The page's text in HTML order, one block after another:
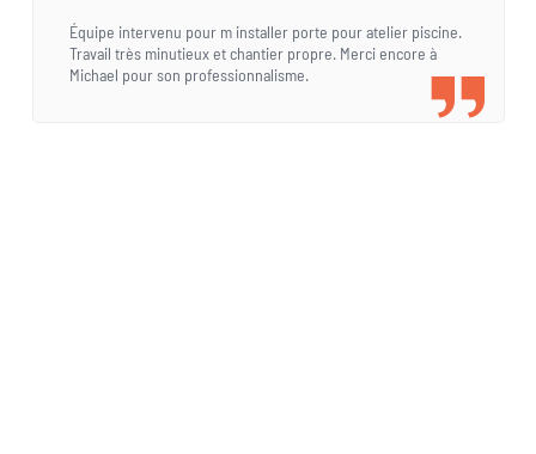
Équipe intervenu pour m installer porte pour atelier piscine.
Travail très minutieux et chantier propre. Merci encore à
Michael pour son professionnalisme.